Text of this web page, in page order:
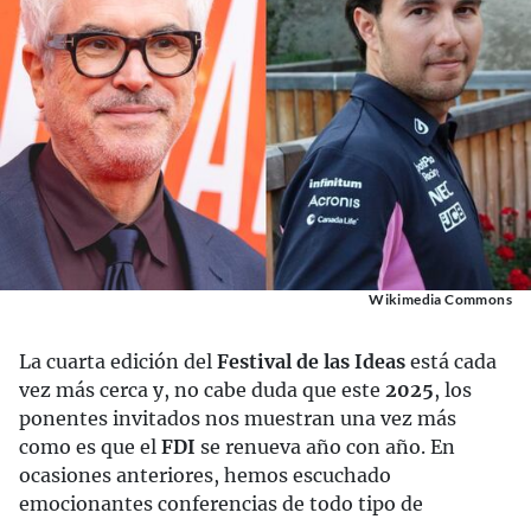
Wikimedia Commons
La cuarta edición del Festival de las Ideas está cada
vez más cerca y, no cabe duda que este 2025, los
ponentes invitados nos muestran una vez más
como es que el FDI se renueva año con año. En
ocasiones anteriores, hemos escuchado
emocionantes conferencias de todo tipo de